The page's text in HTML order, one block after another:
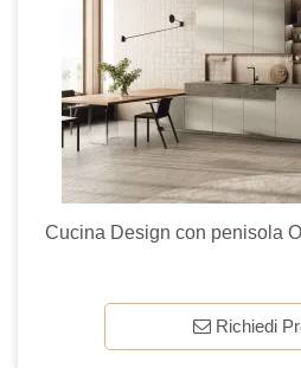
Cucina Design con penisola
Richiedi